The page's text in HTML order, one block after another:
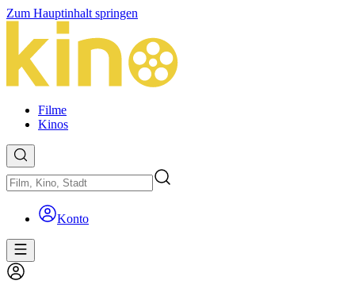
Zum Hauptinhalt springen
Filme
Kinos
Konto